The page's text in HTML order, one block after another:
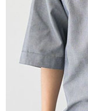
資料（包含姓名、電話
由本公司與您本人進
3.完整用戶服務條款，
※ 交易是否成功請以「
是否繳費成功／繳費
客戶支援中心」 https://
【注意事項】
１．透過由恩沛科技股
易，需依本服務之必要
權轉讓予恩沛科技股份
２．關於個人資料處理
https://aftee.tw/terms/
萊爾富純取貨
每筆NT$60，滿
7-11取貨付款
每筆NT$60，滿
每筆NT$60，滿